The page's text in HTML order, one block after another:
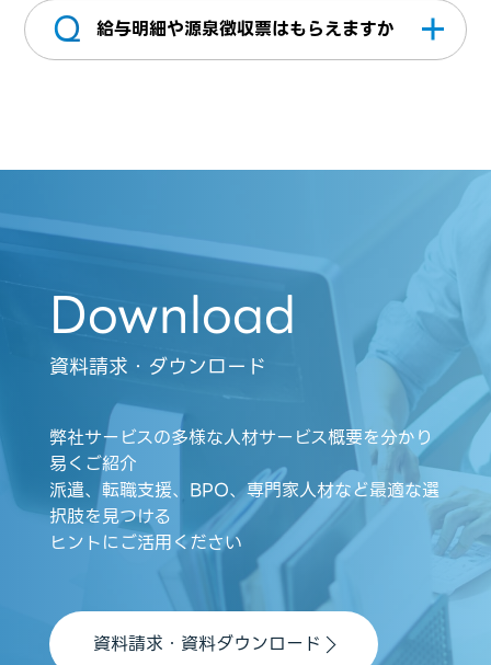
e-ラーニングプログラムをご用意していま
Q 給与明細や源泉徴収票はもらえますか
わせよりご連絡ください
Download
資料請求・ダウンロード
弊社サービスの多様な人材サービス概要を分かり
易くご紹介
派遣、転職支援、BPO、専門家人材など最適な選
択肢を見つける
ヒントにご活用ください
資料請求・資料ダウンロード